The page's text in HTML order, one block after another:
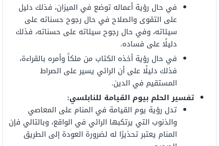
في حال رؤية أعماله توضع في الميزان، فذلك دليل
على التقوى والصلاح في حال رجوح حسناته على
سيئاته، وفي حال رجوح سيئاته على حسناته، فذلك
دليلًا على فساده.
في حال رؤية أخذه الكتاب من ملكاً وأمره بالقراءة،
فذلك دليلًا على أن الرائي يسير على الصراط
المستقيم في الدين.
تفسير الحلم بيوم القيامة للنابلسي:
تدل رؤية يوم القيامة في المنام على المعاصي
والذنوب التي يرتكبها الرائي في الواقع، وبالتالي فإن
المنام يعتبر تحذيرًا له لضرورة العودة إلى الطريق